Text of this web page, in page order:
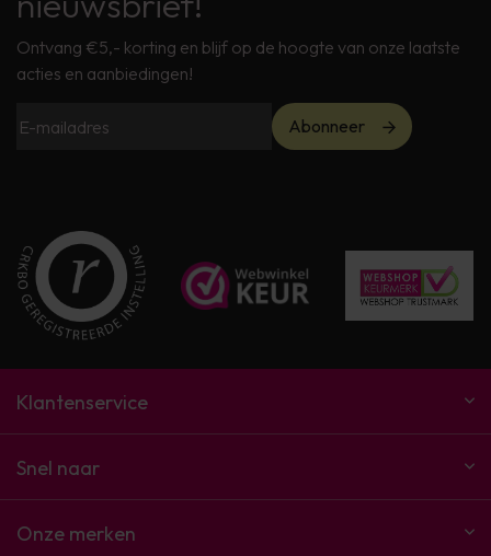
Ontvang €5,- korting en blijf op de hoogte van onze laatste
acties en aanbiedingen!
Abonneer
Klantenservice
Snel naar
Onze merken